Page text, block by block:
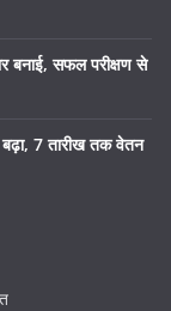
बनाई, सफल परीक्षण से
7 तारीख तक वेतन